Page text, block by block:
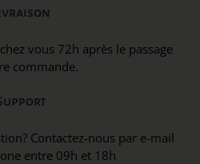
vous 72h après le passage
commande.
Contactez-nous par e-mail
entre 09h et 18h